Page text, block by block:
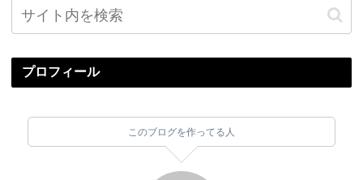
プロフィール
このブログを作ってる人